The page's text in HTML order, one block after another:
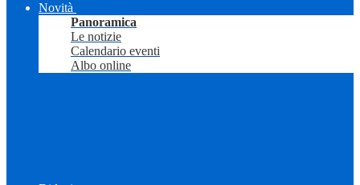
Novità
Panoramica
Le notizie
Calendario eventi
Albo online